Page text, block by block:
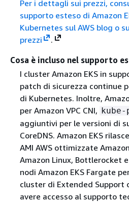
Per i dettagli sui prezzi,
supporto esteso di Amazon
Kubernetes sul AWS blog o
prezzi
.
Cosa è incluso nel supporto
I cluster Amazon EKS in
patch di sicurezza continue
di Kubernetes. Inoltre,
per Amazon VPC CNI, kube-
aggiuntivi per le versioni di
CoreDNS. Amazon EKS
AMI AWS ottimizzate
Amazon Linux, Bottlerocket
nodi Amazon EKS Fargate
cluster di Extended Support
avere accesso al supporto